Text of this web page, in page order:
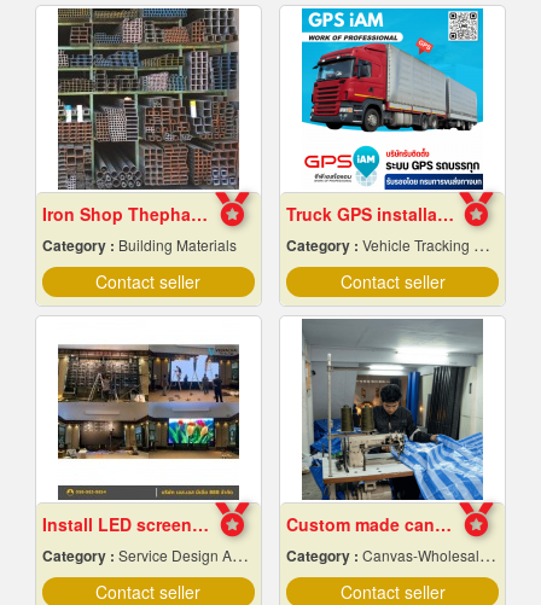
Iron Shop Thepharak
Category : Building Materials
Contact seller
Truck GPS installation.
Category : Vehicle Tracking System
Contact seller
Install LED screens in hotel banquet halls
Category : Service Design And Advertising 24 Hours.
Contact seller
Custom made canvas production
Category : Canvas-Wholesale & Manufacturers
Contact seller